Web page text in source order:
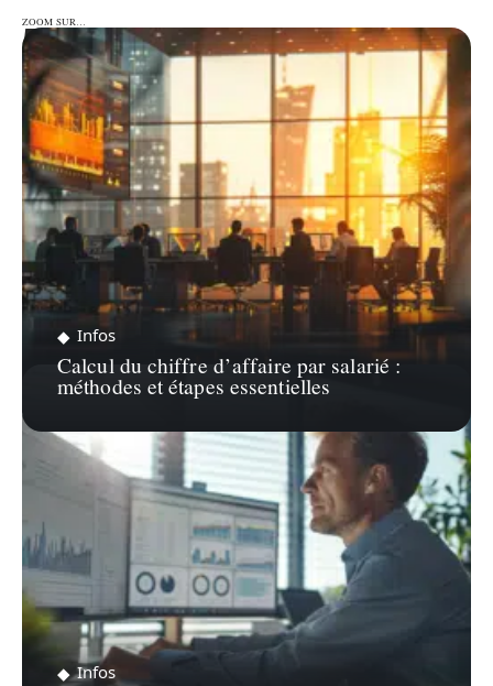
ZOOM SUR…
ZOOM SUR…
Infos
Calcul du chiffre d’affaire par salarié :
méthodes et étapes essentielles
Infos